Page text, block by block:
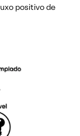
positivo de